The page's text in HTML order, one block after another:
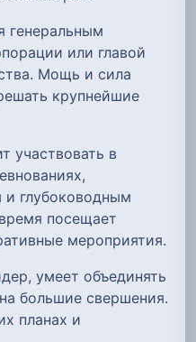
генеральным
или главой
Мощь и сила
крупнейшие
участвовать в
и глубоководным
посещает
мероприятия.
умеет объединять
большие свершения.
планах и